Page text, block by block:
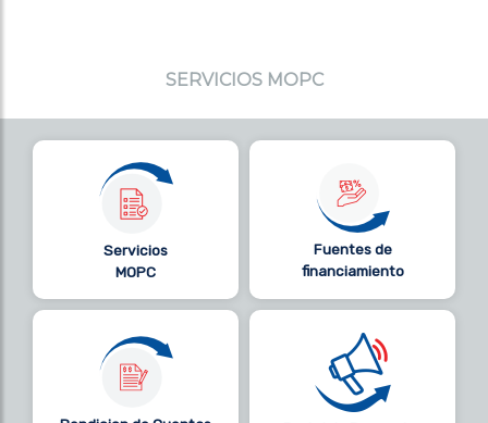
SERVICIOS MOPC
Servicios
MOPC
Fuentes de
financiamiento